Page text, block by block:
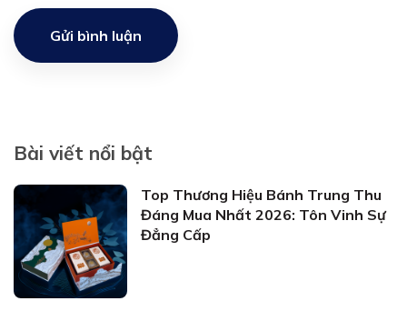
Gửi bình luận
Bài viết nổi bật
Top Thương Hiệu Bánh Trung Thu
Đáng Mua Nhất 2026: Tôn Vinh Sự
Đẳng Cấp